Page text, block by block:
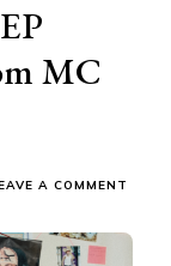
MC
A COMMENT